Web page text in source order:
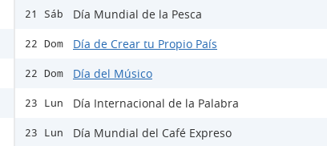
21 Sáb Día Mundial de la Pesca
22 Dom Día de Crear tu Propio País
22 Dom Día del Músico
23 Lun Día Internacional de la Palabra
23 Lun Día Mundial del Café Expreso